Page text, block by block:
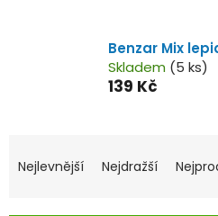
Benzar Mix
Skladem (5 ks)
139 Kč
aNejlevnější Nejdražší